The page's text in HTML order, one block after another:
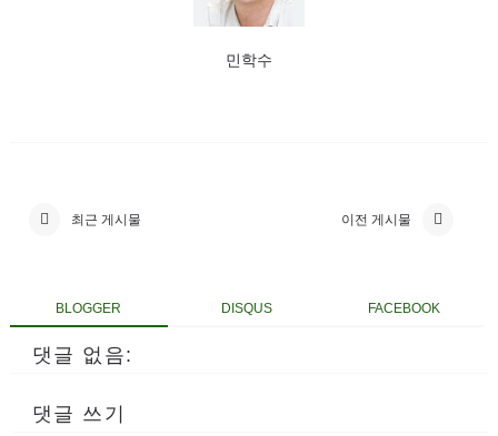
민학수
최근 게시물 이전 게시물
BLOGGER DISQUS FACEBOOK
댓글 없음:
댓글 쓰기